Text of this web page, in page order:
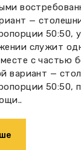
—
50:50,
служит
с частью
вариант —
50:50,